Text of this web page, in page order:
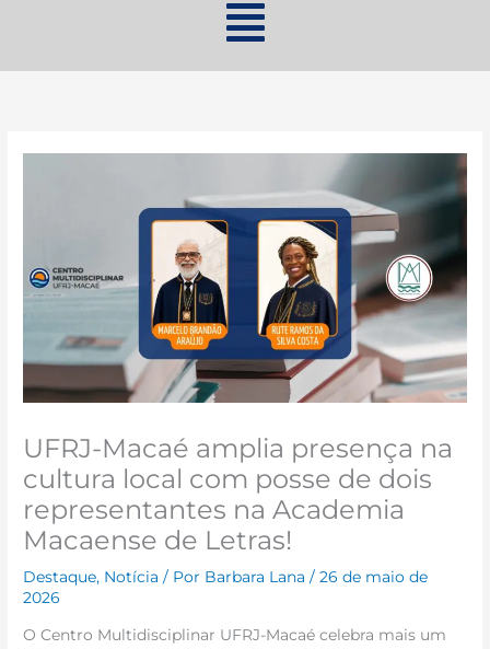
UFRJ-Macaé amplia presença na
cultura local com posse de dois
representantes na Academia
Macaense de Letras!
Destaque, Notícia / Por Barbara Lana/26 de maio de
2026
O Centro Multidisciplinar UFRJ-Macaé celebra mais um